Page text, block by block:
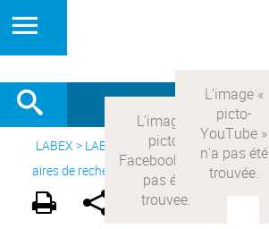
LABEX > LABEX COMOD> Version française
aires de recherche> Modernités arabes